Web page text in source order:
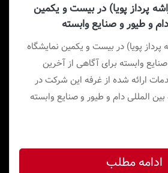
پرداز پویا) در بیست و یکمین
و طیور و صنایع وابسته
پویا) در بیست و یکمین نمایشگاه
وابسته برای آگاهی از آخرین
ارائه شده از غرفه این شرکت در
المللی دام و طیور و صنایع وابسته
ادامه مطلب